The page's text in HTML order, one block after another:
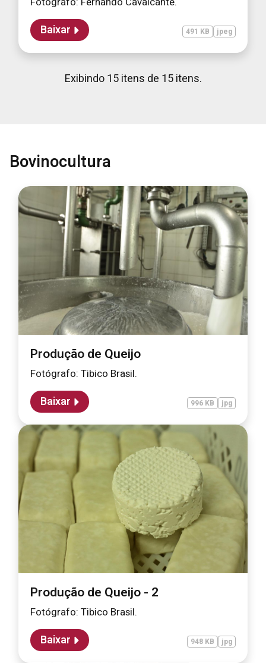
Baixar 491 KB jpeg
Exibindo 15 itens de 15 itens.
Bovinocultura
Produção de Queijo
Fotógrafo: Tibico Brasil.
Baixar 996 KB jpg
Produção de Queijo - 2
Fotógrafo: Tibico Brasil.
Baixar 948 KB jpg